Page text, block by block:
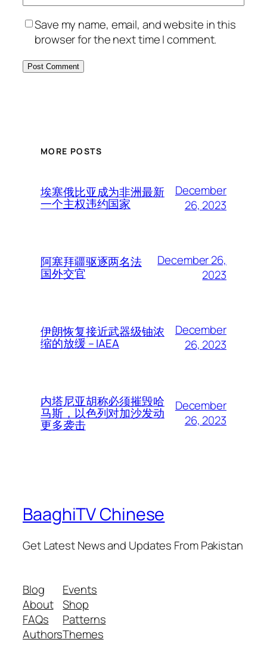
Save my name, email, and website in this
browser for the next time I comment.
MORE POSTS
埃塞俄比亚成为非洲最新
一个主权违约国家
December
26, 2023
阿塞拜疆驱逐两名法
国外交官
December 26,
2023
伊朗恢复接近武器级铀浓
缩的放缓 – IAEA
December
26, 2023
内塔尼亚胡称必须摧毁哈
马斯，以色列对加沙发动
更多袭击
December
26, 2023
BaaghiTV Chinese
Get Latest News and Updates From Pakistan
Blog
About
FAQs
Authors
Events
Shop
Patterns
Themes